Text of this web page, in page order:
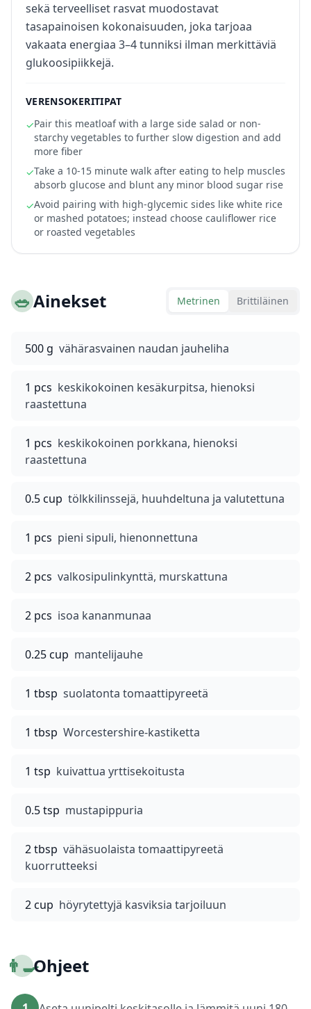
sekä terveelliset rasvat muodostavat
tasapainoisen kokonaisuuden, joka tarjoaa
vakaata energiaa 3–4 tunniksi ilman merkittäviä
glukoosipiikkejä.
VERENSOKERITIPAT
✓Pair this meatloaf with a large side salad or non-
starchy vegetables to further slow digestion and add
more fiber
✓Take a 10-15 minute walk after eating to help muscles
absorb glucose and blunt any minor blood sugar rise
✓Avoid pairing with high-glycemic sides like white rice
or mashed potatoes; instead choose cauliflower rice
or roasted vegetables
🥗Ainekset Metrinen Brittiläinen
500 g vähärasvainen naudan jauheliha
1 pcs keskikokoinen kesäkurpitsa, hienoksi
raastettuna
1 pcs keskikokoinen porkkana, hienoksi
raastettuna
0.5 cup tölkkilinssejä, huuhdeltuna ja valutettuna
1 pcs pieni sipuli, hienonnettuna
2 pcs valkosipulinkynttä, murskattuna
2 pcs isoa kananmunaa
0.25 cup mantelijauhe
1 tbsp suolatonta tomaattipyreetä
1 tbsp Worcestershire-kastiketta
1 tsp kuivattua yrttisekoitusta
0.5 tsp mustapippuria
2 tbsp vähäsuolaista tomaattipyreetä
kuorrutteeksi
2 cup höyrytettyjä kasviksia tarjoiluun
👨‍🍳Ohjeet